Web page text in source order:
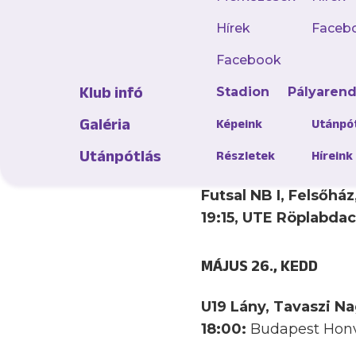
Hírek
Facebook
Klub infó Stadion Pályarend
Galéria Képeink
Utánpótlás Részletek Híreink
pénteken, míg
ráadásul
es és U12-es
MÁJUS 25., HÉTFŐ
Futsal NB I,
19:15, UTE
MÁJUS 26., KEDD
U19 Lány, Tavaszi
18:00: Budapest